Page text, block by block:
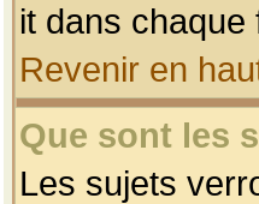
it dans chaque
Revenir en
Que sont les
Les sujets